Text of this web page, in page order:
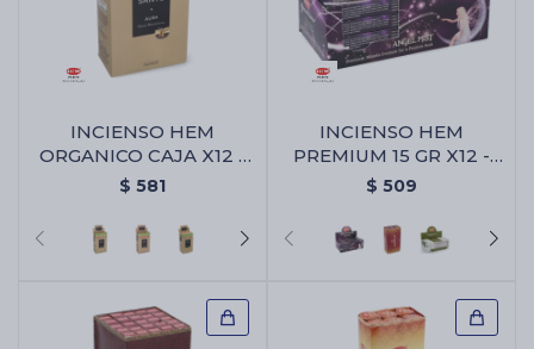
INCIENSO HEM
ORGANICO CAJA X12 -
Palo Santo/aura
$ 581
INCIENSO HEM
PREMIUM 15 GR X12 -
Angel Místico
$ 509